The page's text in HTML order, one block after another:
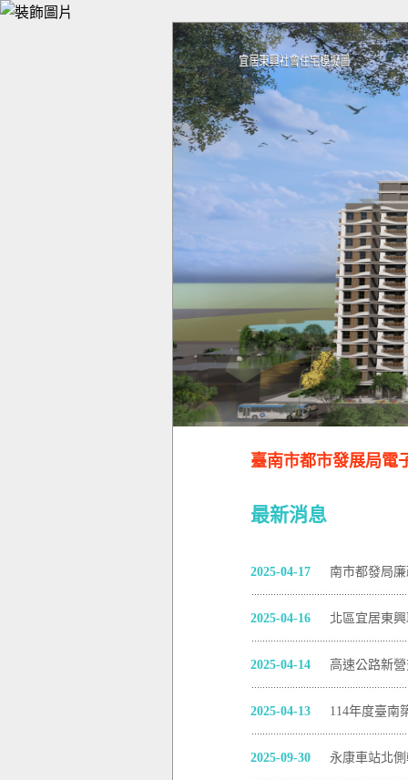
臺南市都市發展局電
最新消息
2025-04-17 南市都發局
2025-04-16 北區宜居東
2025-04-14 高速公路新
2025-04-13 114年度臺南
2025-09-30 永康車站北